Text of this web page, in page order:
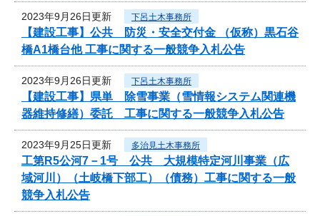
2023年9月26日更新 下呂土木事務所
【建設工事】公共 防災・安全交付金 （仮称）黒石谷
橋A1橋台他 工事に関する一般競争入札公告
2023年9月26日更新 下呂土木事務所
【建設工事】県単 除雪事業（雪情報システム関連機
器維持修繕）委託 工事に関する一般競争入札公告
2023年9月25日更新 多治見土木事務所
工第R5公河7－1号 公共 大規模特定河川事業（広
域河川）（土岐橋下部工）（債務）工事に関する一般
競争入札公告